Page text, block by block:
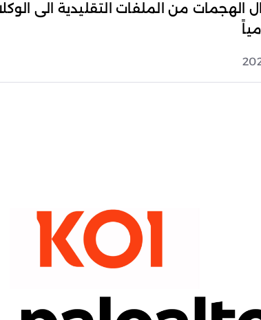
من الملفات التقليدية الى